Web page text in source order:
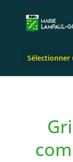
Sélectionner